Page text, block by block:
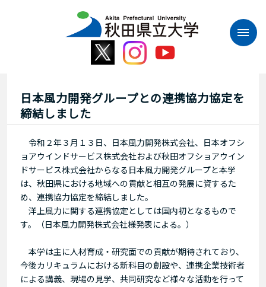
日本風力開発グループとの連携協力協定を
締結しました
令和２年３月１３日、日本風力開発株式会社、日本オフシ
ョアウインドサービス株式会社および秋田オフショアウイン
ドサービス株式会社からなる日本風力開発グループと本学
は、秋田県における地域への貢献と相互の発展に資するた
め、連携協力協定を締結しました。
洋上風力に関する連携協定としては国内初となるもので
す。（日本風力開発株式会社様発表による。）
本学は主に人材育成・研究面での貢献が期待されており、
今後カリキュラムにおける新科目の創設や、連携企業技術者
による講義、現場の見学、共同研究など様々な活動を行って